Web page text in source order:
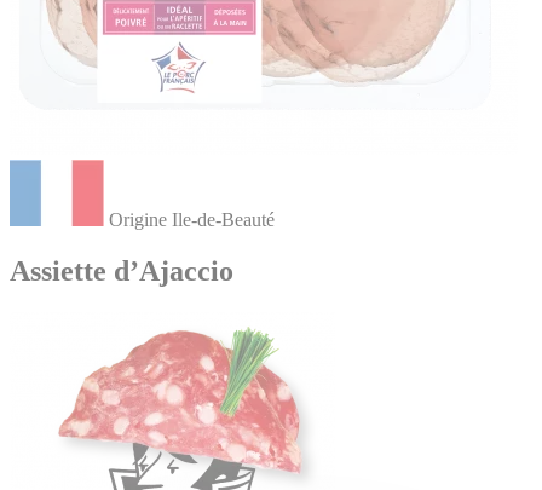
Origine Ile-de-Beauté
Assiette d’Ajaccio